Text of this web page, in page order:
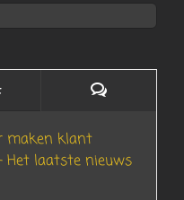
Reacties
maken klant
Het laatste nieuws